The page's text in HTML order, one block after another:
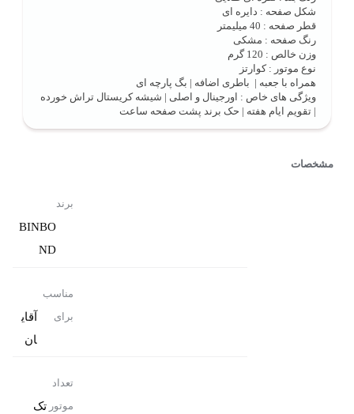
شکل صفحه : دایره ای
قطر صفحه : 40 میلیمتر
رنگ صفحه : مشکی
وزن خالص : 120 گرم
نوع موتور : کوارتز
همراه با جعبه | باطری اضافه | بگ پارچه ای
ویژگی های خاص : اورجینال و اصلی | شیشه کریستال تراش خورده
| تقویم ایام هفته | حک برند پشت صفحه ساعت
مشخصات
برند
BINBO
ND
مناسب
برای
آقای
ان
تعداد
موتور تک